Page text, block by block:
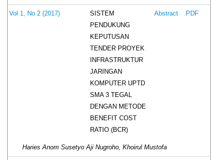
Vol 1, No 2 (2017)
SISTEM
PENDUKUNG
KEPUTUSAN
TENDER PROYEK
INFRASTRUKTUR
JARINGAN
KOMPUTER UPTD
SMA 3 TEGAL
DENGAN METODE
BENEFIT COST
RATIO (BCR)
Abstract PDF
Haries Anom Susetyo Aji Nugroho, Khoirul Mustofa